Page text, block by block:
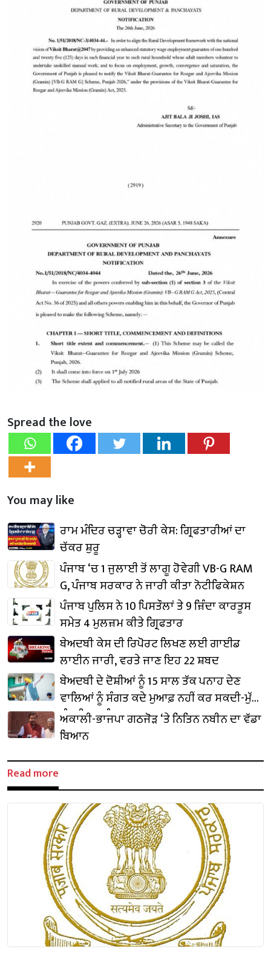
Spread the love
You may like
ਰਾਮ ਮੰਦਿਰ ਚੜ੍ਹਾਵਾ ਚੋਰੀ ਕੇਸ: ਗ੍ਰਿਫਤਾਰੀਆਂ ਦਾ
ਚੱਕਰ ਸ਼ੁਰੂ
ਪੰਜਾਬ ‘ਚ 1 ਜੁਲਾਈ ਤੋਂ ਲਾਗੂ ਹੋਵੇਗੀ VB-G RAM
G, ਪੰਜਾਬ ਸਰਕਾਰ ਨੇ ਜਾਰੀ ਕੀਤਾ ਨੋਟੀਫਿਕੇਸ਼ਨ
ਪੰਜਾਬ ਪੁਲਿਸ ਨੇ 10 ਪਿਸਤੌਲਾਂ ਤੇ 9 ਜ਼ਿੰਦਾ ਕਾਰਤੂਸ
ਸਮੇਤ 4 ਮੁਲਜ਼ਮ ਕੀਤੇ ਗ੍ਰਿਫਤਾਰ
ਬੇਅਦਬੀ ਕੇਸ ਦੀ ਰਿਪੋਰਟ ਲਿਖਣ ਲਈ ਗਾਈਡ
ਲਾਈਨ ਜਾਰੀ, ਵਰਤੇ ਜਾਣ ਇਹ 22 ਸ਼ਬਦ
ਬੇਅਦਬੀ ਦੇ ਦੋਸ਼ੀਆਂ ਨੂੰ 15 ਸਾਲ ਤੱਕ ਪਨਾਹ ਦੇਣ
ਵਾਲਿਆਂ ਨੂੰ ਸੰਗਤ ਕਦੇ ਮੁਆਫ਼ ਨਹੀਂ ਕਰ ਸਕਦੀ-ਮੁੱਖ
ਮੰਤਰੀ ਭਗਵੰਤ ਮਾਨ
ਅਕਾਲੀ-ਭਾਜਪਾ ਗਠਜੋੜ ‘ਤੇ ਨਿਤਿਨ ਨਬੀਨ ਦਾ ਵੱਡਾ
ਬਿਆਨ
Read more